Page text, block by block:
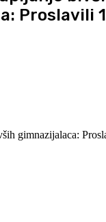
Proslavili